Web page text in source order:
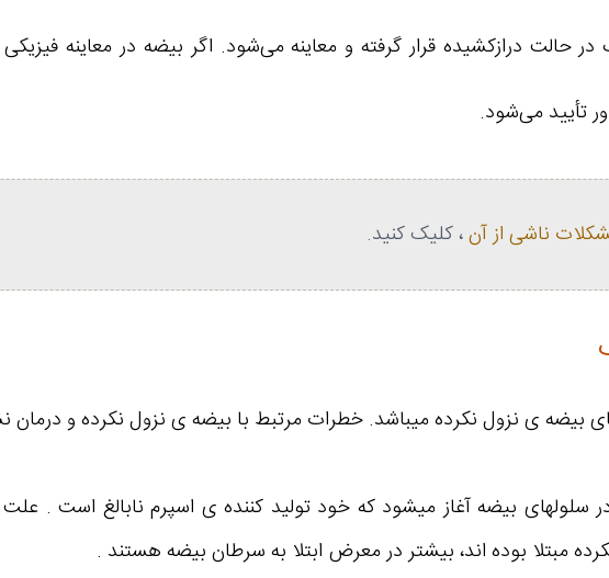
درازکشیده قرار گرفته و معاینه می‌شود. اگر بیضه در معاینه
تأیید می‌شود.
ناشی از آن، کلیک کنید.
بیضه ی نزول نکرده میباشد. خطرات مرتبط با بیضه ی نزول نکرده و درمان
سلولهای بیضه آغاز میشود که خود تولید کننده ی اسپرم نابالغ است .
مبتلا بوده اند، بیشتر در معرض ابتلا به سرطان بیضه هستند .